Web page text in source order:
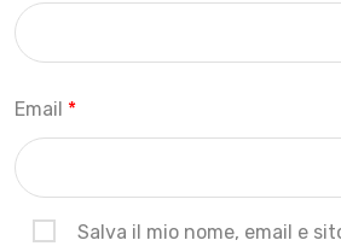
Email *
Salva il mio nome, email e